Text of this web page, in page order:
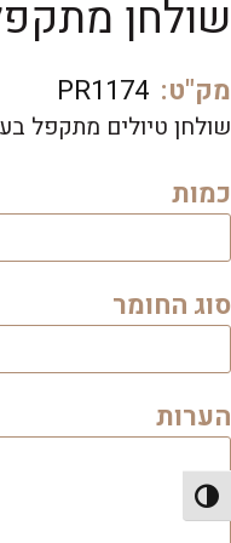
הפעל/כבה ניגודיות גבוהה
שולחן
מק"ט: PR1174
שולחן טיולים מתקפל
כמות
סוג החומר
הערות